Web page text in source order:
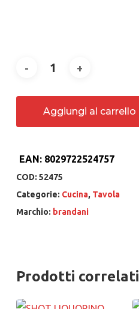
Aggiungi al carrello
EAN: 8029722524757
COD: 52475
Categorie: Cucina, Tavola
Marchio: brandani
Prodotti correlati